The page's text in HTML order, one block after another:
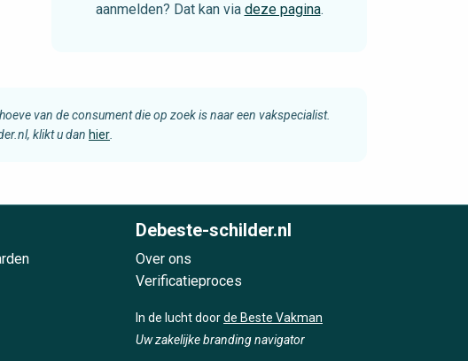
aanmelden? Dat kan via deze pagina.
van de consument die op zoek is naar een vakspecialist.
klikt u dan hier
Debeste-schilder.nl
Over ons
Verificatieproces
In de lucht doorde Beste Vakman
Uw zakelijke branding navigator